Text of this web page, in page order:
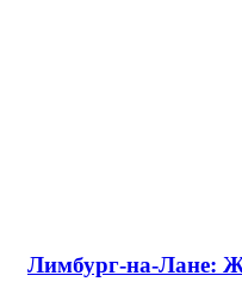
Лимбург-на-Лане: